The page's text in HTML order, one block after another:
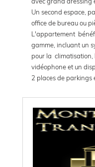
Un second espace,
office de bureau ou
L'appartement
gamme, incluant un
pour la climatisation,
vidéophone et un
2 places de parkings